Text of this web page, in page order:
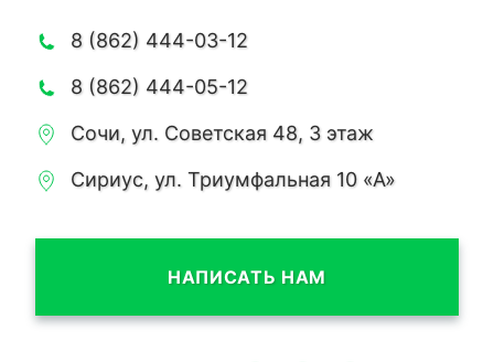
8 (862) 444-03-12
8 (862) 444-05-12
Сочи, ул. Советская 48, 3 этаж
Сириус, ул. Триумфальная 10 «А»
НАПИСАТЬ НАМ